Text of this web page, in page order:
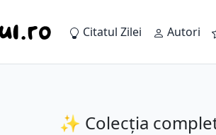
Citatul Zilei Autori
✨ Colecția